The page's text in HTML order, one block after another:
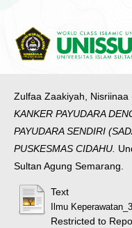
Zulfaa Zaakiyah, Nisriinaa
KANKER PAYUDARA
PAYUDARA SENDIRI
PUSKESMAS CIDAHU.
Sultan Agung Semarang.
Text
Ilmu
Restricted to